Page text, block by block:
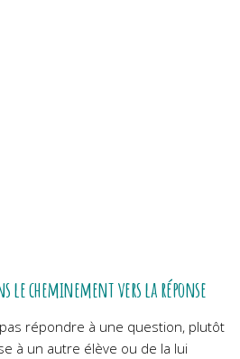
le cheminement vers la réponse
répondre à une question, plutôt
à un autre élève ou de la lui